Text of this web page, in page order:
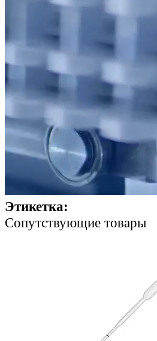
Этикетка:
Cопутствующие товары